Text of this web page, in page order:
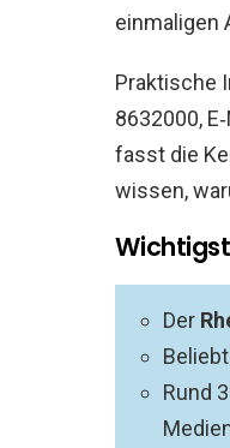
einmaligen
Praktische
8632000,
fasst die
wissen,
Der
Rund